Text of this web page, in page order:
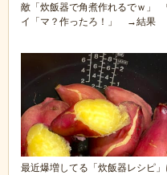
敵「炊飯器で角煮作れるでｗ」
イ「マ？作ったろ！」 →結果
最近爆増してる「炊飯器レシピ」